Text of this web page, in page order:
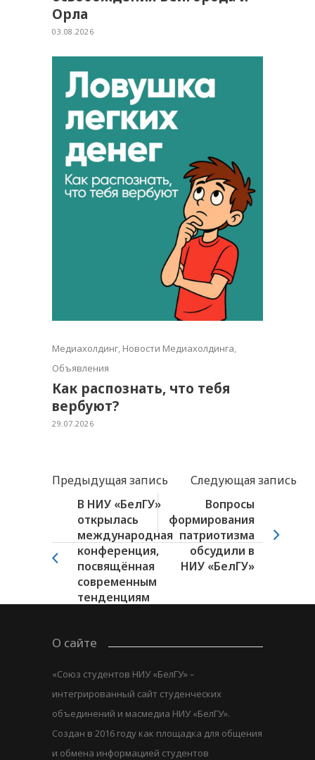
Орла
03.08.2026
Медиахолдинг, Новости Медиахолдинга,
Объявления
Как распознать, что тебя
вербуют?
29.07.2026
Предыдущая запись
Следующая запись
В НИУ «БелГУ»
открылась
международная
конференция,
посвящённая
современным
тенденциям
Вопросы
формирования
патриотизма
обсудили в
НИУ «БелГУ»
О сайте
«Союз студентов НИУ «БелГУ» –
интегрированный сайт студенческих
объединений и масмедиа НИУ «БелГУ».
Создан в 2016 году как площадка для общения
и обмена информацией студентов